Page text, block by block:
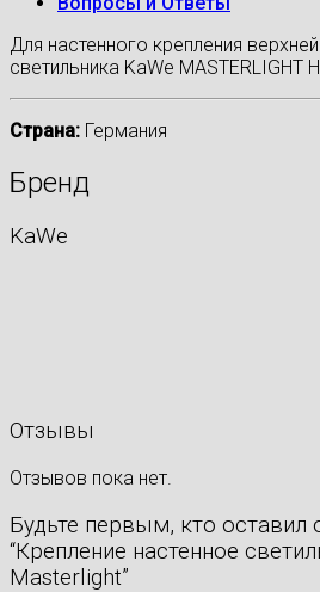
Для настенного крепления
светильника KaWe MASTERLIGHT
Страна: Германия
Бренд
KaWe
Отзывы
Отзывов пока нет.
Будьте первым, кто оставил
“Крепление настенное
Masterlight”